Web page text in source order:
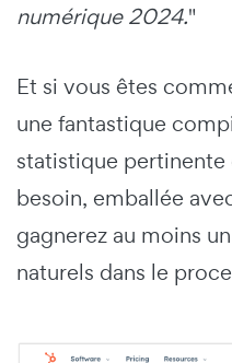
numérique 2024."
Et si vous êtes
une fantastique
statistique
besoin, emballée
gagnerez au moins
naturels dans le